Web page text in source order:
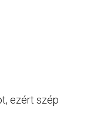
ezért szép